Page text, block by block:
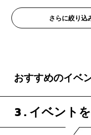
さらに絞り込
おすすめのイベン
3 . イベント